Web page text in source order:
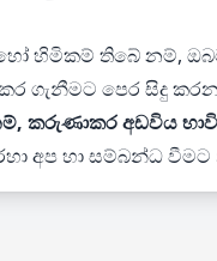
හිමිකම් තිබේ නම්,
ගැනීමට පෙර සිදු
කරුණාකර අඩවිය
අප හා සම්බන්ධ